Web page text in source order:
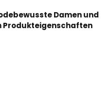
Damen und
Produkteigenschaften